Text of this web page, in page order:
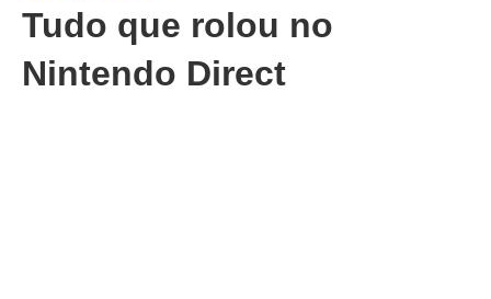
Tudo que rolou no
Nintendo Direct